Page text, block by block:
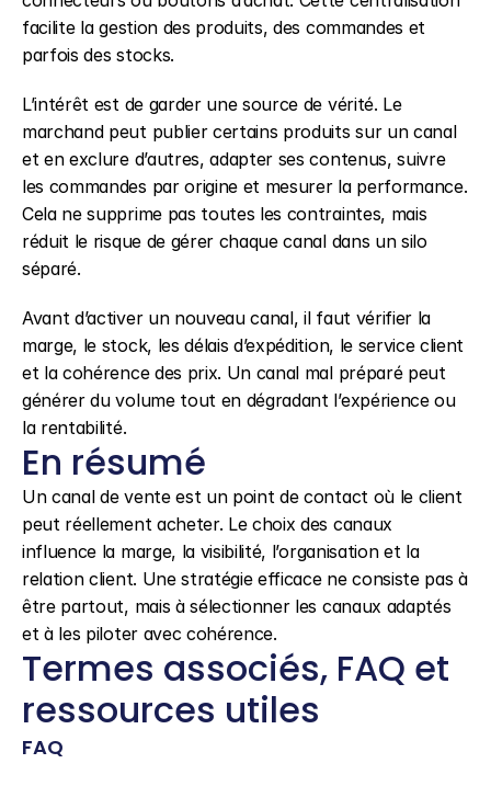
facilite la gestion des produits, des commandes et
parfois des stocks.
L’intérêt est de garder une source de vérité. Le
marchand peut publier certains produits sur un canal
et en exclure d’autres, adapter ses contenus, suivre
les commandes par origine et mesurer la performance.
Cela ne supprime pas toutes les contraintes, mais
réduit le risque de gérer chaque canal dans un silo
séparé.
Avant d’activer un nouveau canal, il faut vérifier la
marge, le stock, les délais d’expédition, le service client
et la cohérence des prix. Un canal mal préparé peut
générer du volume tout en dégradant l’expérience ou
la rentabilité.
En résumé
Un canal de vente est un point de contact où le client
peut réellement acheter. Le choix des canaux
influence la marge, la visibilité, l’organisation et la
relation client. Une stratégie efficace ne consiste pas à
être partout, mais à sélectionner les canaux adaptés
et à les piloter avec cohérence.
Termes associés, FAQ et
ressources utiles
FAQ